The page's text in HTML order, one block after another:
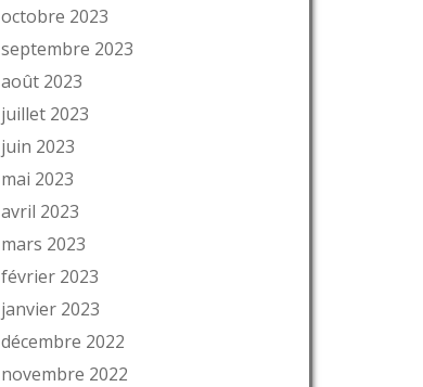
octobre 2023
septembre 2023
août 2023
juillet 2023
juin 2023
mai 2023
avril 2023
mars 2023
février 2023
janvier 2023
décembre 2022
novembre 2022